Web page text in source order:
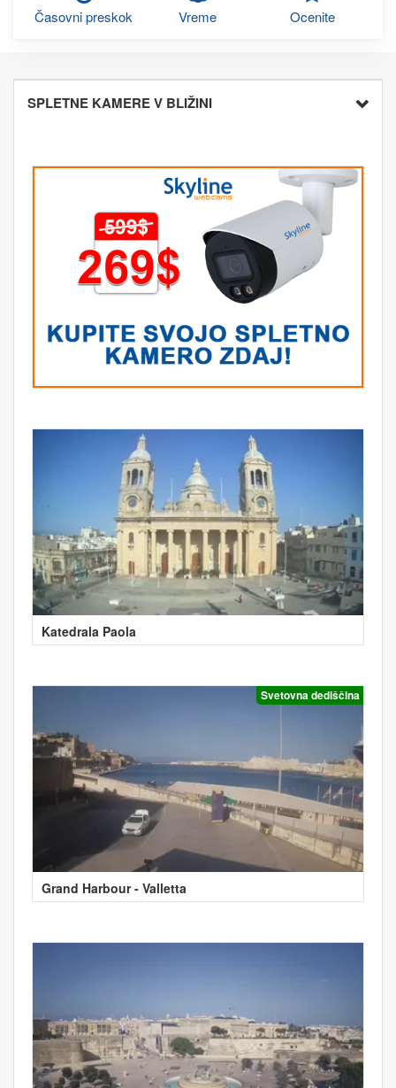
Časovni preskok Vreme Ocenite
SPLETNE KAMERE V BLIŽINI
Katedrala Paola
Svetovna dediščina
Grand Harbour - Valletta